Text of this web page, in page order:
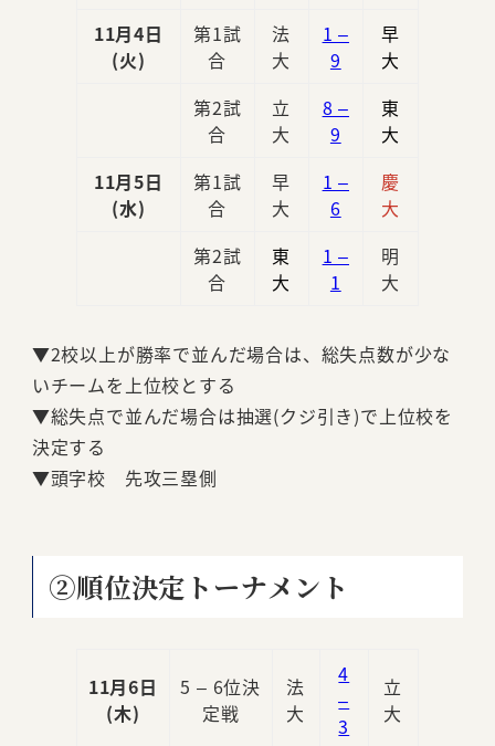
11月4日
(火)
第1試
合
法
大
1 –
9
早
大
第2試
合
立
大
8 –
9
東
大
11月5日
(水)
第1試
合
早
大
1 –
6
慶
大
第2試
合
東
大
1 –
1
明
大
▼2校以上が勝率で並んだ場合は、総失点数が少な
いチームを上位校とする
▼総失点で並んだ場合は抽選(クジ引き)で上位校を
決定する
▼頭字校 先攻三塁側
②順位決定トーナメント
11月6日
(木)
5 – 6位決
定戦
法
大
4
–
3
立
大